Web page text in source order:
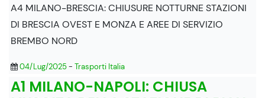
A4 MILANO-BRESCIA: CHIUSURE NOTTURNE STAZIONI
DI BRESCIA OVEST E MONZA E AREE DI SERVIZIO
BREMBO NORD
04/Lug/2025- Trasporti Italia
A1 MILANO-NAPOLI: CHIUSA